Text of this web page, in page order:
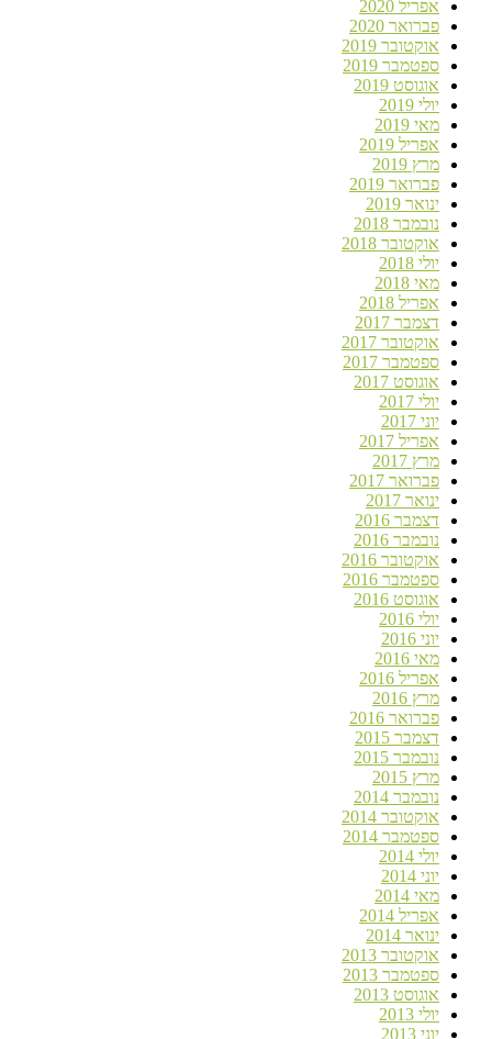
אפריל 2020
פברואר 2020
אוקטובר 2019
ספטמבר 2019
אוגוסט 2019
יולי 2019
מאי 2019
אפריל 2019
מרץ 2019
פברואר 2019
ינואר 2019
נובמבר 2018
אוקטובר 2018
יולי 2018
מאי 2018
אפריל 2018
דצמבר 2017
אוקטובר 2017
ספטמבר 2017
אוגוסט 2017
יולי 2017
יוני 2017
אפריל 2017
מרץ 2017
פברואר 2017
ינואר 2017
דצמבר 2016
נובמבר 2016
אוקטובר 2016
ספטמבר 2016
אוגוסט 2016
יולי 2016
יוני 2016
מאי 2016
אפריל 2016
מרץ 2016
פברואר 2016
דצמבר 2015
נובמבר 2015
מרץ 2015
נובמבר 2014
אוקטובר 2014
ספטמבר 2014
יולי 2014
יוני 2014
מאי 2014
אפריל 2014
ינואר 2014
אוקטובר 2013
ספטמבר 2013
אוגוסט 2013
יולי 2013
יוני 2013